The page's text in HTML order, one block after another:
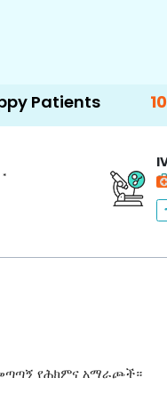
100+
*
የሕክምና አማራጮች።